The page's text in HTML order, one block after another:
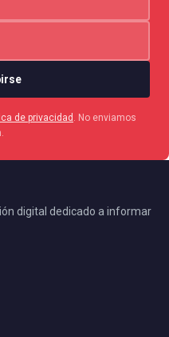
de privacidad
. No enviamos
digital dedicado a informar